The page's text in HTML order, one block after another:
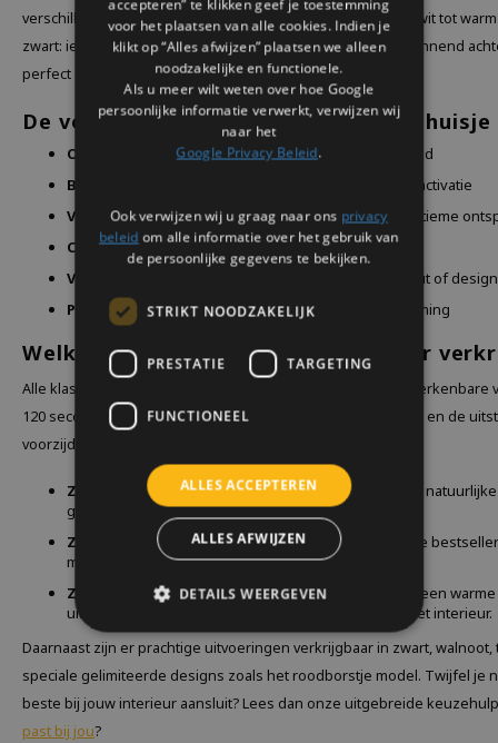
verschillende kleuren, materialen en designs. Van modern wit tot
zwart: iedere uitvoering combineert design met een ontspannend
perfect aansluit bij je interieur.
De voordelen van een vogelgeluiden huisje
Originele Zwitscherboxvan het topmerk Relaxound
Bewegingssensor
voor een volledig automatische activatie
Vogelgeluidenvan ongeveer 120 seconden voor ultieme
Compact design dat past in vrijwel iedere ruimte
Verkrijgbaar in diverse luxe materialen
zoals hout of
Populair cadeauvoor een verjaardag of housewarming
Welke Relaxound uitvoeringen zijn er
Alle klassieke Zwitscherbox modellen bevatten hetzelfde herkenbare
120 seconden. Het verschil zit puur in het materiaal, de kleur en de
voorzijde:
Zwitscherbox Forest: De bos-uitvoering heeft een
goed binnen een botanisch of landelijk interieur.
Zwitscherbox White: De witte variant is de absolute
minimalistische woonstijlen.
Zwitscherbox Oak: De eiken uitvoering zorgt voor een
uitstraling en geeft een extra natuurlijke sfeer aan het interieur.
Daarnaast zijn er prachtige uitvoeringen verkrijgbaar in zwart, walnoot,
speciale gelimiteerde designs zoals het roodborstje model. Twijfel je
beste bij jouw interieur aansluit? Lees dan onze uitgebreide
past bij jou?
accepteren” te klikken geef je toestemming
voor het plaatsen van alle cookies. Indien je
klikt op “Alles afwijzen” plaatsen we alleen
noodzakelijke en functionele.
Als u meer wilt weten over hoe Google
persoonlijke informatie verwerkt, verwijzen wij
naar het
Google Privacy Beleid.
Ook verwijzen wij u graag naar ons privacy
beleid om alle informatie over het gebruik van
de persoonlijke gegevens te bekijken.
STRIKT NOODZAKELIJK
PRESTATIE TARGETING
FUNCTIONEEL
ALLES ACCEPTEREN
ALLES AFWIJZEN
DETAILS WEERGEVEN